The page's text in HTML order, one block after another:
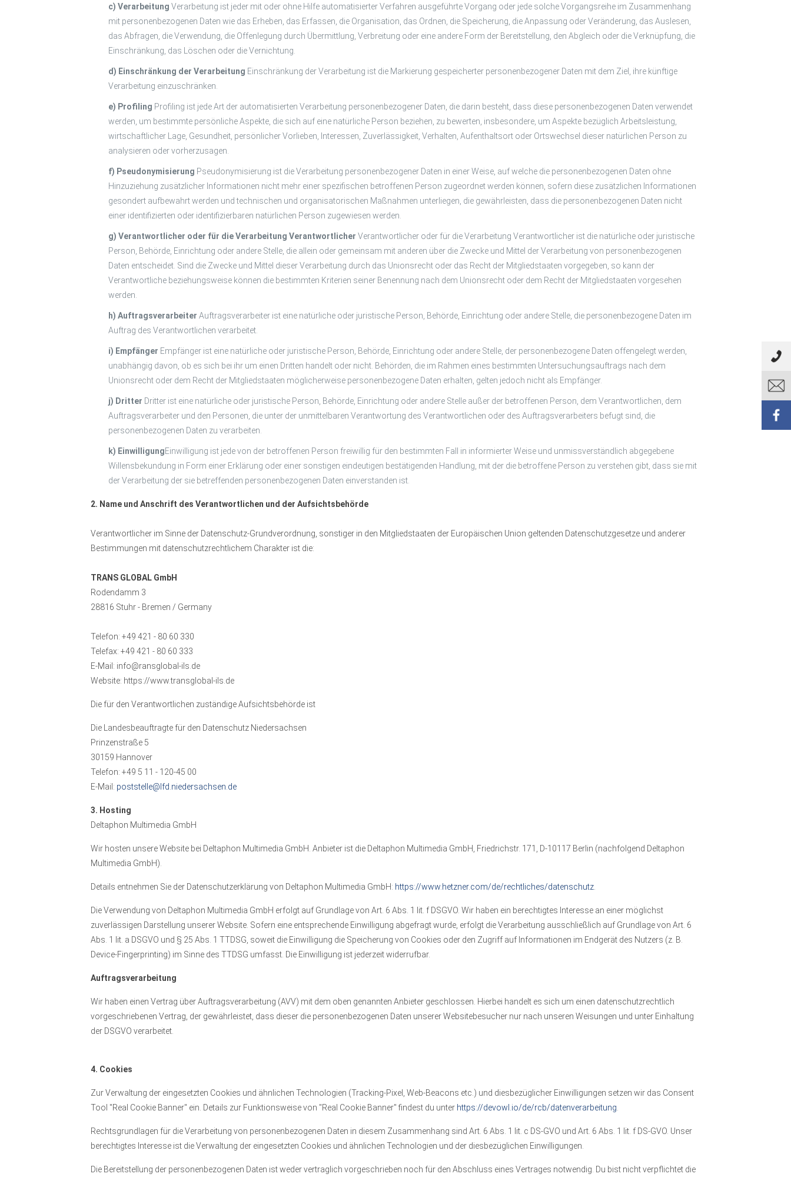
c) Verarbeitung Verarbeitung ist jeder mit oder ohne Hilfe automatisierter Verfahren ausgeführte Vorgang oder jede solche Vorgangsreihe im Zusammenhang
mit personenbezogenen Daten wie das Erheben, das Erfassen, die Organisation, das Ordnen, die Speicherung, die Anpassung oder Veränderung, das Auslesen,
das Abfragen, die Verwendung, die Offenlegung durch Übermittlung, Verbreitung oder eine andere Form der Bereitstellung, den Abgleich oder die Verknüpfung, die
Einschränkung, das Löschen oder die Vernichtung.
d) Einschränkung der Verarbeitung Einschränkung der Verarbeitung ist die Markierung gespeicherter personenbezogener Daten mit dem Ziel, ihre künftige
Verarbeitung einzuschränken.
e) Profiling Profiling ist jede Art der automatisierten Verarbeitung personenbezogener Daten, die darin besteht, dass diese personenbezogenen Daten verwendet
werden, um bestimmte persönliche Aspekte, die sich auf eine natürliche Person beziehen, zu bewerten, insbesondere, um Aspekte bezüglich Arbeitsleistung,
wirtschaftlicher Lage, Gesundheit, persönlicher Vorlieben, Interessen, Zuverlässigkeit, Verhalten, Aufenthaltsort oder Ortswechsel dieser natürlichen Person zu
analysieren oder vorherzusagen.
f) Pseudonymisierung Pseudonymisierung ist die Verarbeitung personenbezogener Daten in einer Weise, auf welche die personenbezogenen Daten ohne
Hinzuziehung zusätzlicher Informationen nicht mehr einer spezifischen betroffenen Person zugeordnet werden können, sofern diese zusätzlichen Informationen
gesondert aufbewahrt werden und technischen und organisatorischen Maßnahmen unterliegen, die gewährleisten, dass die personenbezogenen Daten nicht
einer identifizierten oder identifizierbaren natürlichen Person zugewiesen werden.
g) Verantwortlicher oder für die Verarbeitung Verantwortlicher Verantwortlicher oder für die Verarbeitung Verantwortlicher ist die natürliche oder juristische
Person, Behörde, Einrichtung oder andere Stelle, die allein oder gemeinsam mit anderen über die Zwecke und Mittel der Verarbeitung von personenbezogenen
Daten entscheidet. Sind die Zwecke und Mittel dieser Verarbeitung durch das Unionsrecht oder das Recht der Mitgliedstaaten vorgegeben, so kann der
Verantwortliche beziehungsweise können die bestimmten Kriterien seiner Benennung nach dem Unionsrecht oder dem Recht der Mitgliedstaaten vorgesehen
werden.
h) Auftragsverarbeiter Auftragsverarbeiter ist eine natürliche oder juristische Person, Behörde, Einrichtung oder andere Stelle, die personenbezogene Daten im
Auftrag des Verantwortlichen verarbeitet.
i) Empfänger Empfänger ist eine natürliche oder juristische Person, Behörde, Einrichtung oder andere Stelle, der personenbezogene Daten offengelegt werden,
unabhängig davon, ob es sich bei ihr um einen Dritten handelt oder nicht. Behörden, die im Rahmen eines bestimmten Untersuchungsauftrags nach dem
Unionsrecht oder dem Recht der Mitgliedstaaten möglicherweise personenbezogene Daten erhalten, gelten jedoch nicht als Empfänger.
j) Dritter Dritter ist eine natürliche oder juristische Person, Behörde, Einrichtung oder andere Stelle außer der betroffenen Person, dem Verantwortlichen, dem
Auftragsverarbeiter und den Personen, die unter der unmittelbaren Verantwortung des Verantwortlichen oder des Auftragsverarbeiters befugt sind, die
personenbezogenen Daten zu verarbeiten.
k) EinwilligungEinwilligung ist jede von der betroffenen Person freiwillig für den bestimmten Fall in informierter Weise und unmissverständlich abgegebene
Willensbekundung in Form einer Erklärung oder einer sonstigen eindeutigen bestätigenden Handlung, mit der die betroffene Person zu verstehen gibt, dass sie mit
der Verarbeitung der sie betreffenden personenbezogenen Daten einverstanden ist.
2. Name und Anschrift des Verantwortlichen und der Aufsichtsbehörde
Verantwortlicher im Sinne der Datenschutz-Grundverordnung, sonstiger in den Mitgliedstaaten der Europäischen Union geltenden Datenschutzgesetze und anderer
Bestimmungen mit datenschutzrechtlichem Charakter ist die:
TRANS GLOBAL GmbH
Rodendamm 3
28816 Stuhr - Bremen / Germany
Telefon: +49 421 - 80 60 330
Telefax: +49 421 - 80 60 333
E-Mail: info@ransglobal-ils.de
Website: https://www.transglobal-ils.de
Die für den Verantwortlichen zuständige Aufsichtsbehörde ist
Die Landesbeauftragte für den Datenschutz Niedersachsen
Prinzenstraße 5
30159 Hannover
Telefon: +49 5 11 - 120-45 00
E-Mail: poststelle@lfd.niedersachsen.de
3. Hosting
Deltaphon Multimedia GmbH
Wir hosten unsere Website bei Deltaphon Multimedia GmbH. Anbieter ist die Deltaphon Multimedia GmbH, Friedrichstr. 171, D-10117 Berlin (nachfolgend Deltaphon
Multimedia GmbH).
Details entnehmen Sie der Datenschutzerklärung von Deltaphon Multimedia GmbH: https://www.hetzner.com/de/rechtliches/datenschutz
Die Verwendung von Deltaphon Multimedia GmbH erfolgt auf Grundlage von Art. 6 Abs. 1 lit. f DSGVO. Wir haben ein berechtigtes Interesse an einer möglichst
zuverlässigen Darstellung unserer Website. Sofern eine entsprechende Einwilligung abgefragt wurde, erfolgt die Verarbeitung ausschließlich auf Grundlage von Art. 6
Abs. 1 lit. a DSGVO und § 25 Abs. 1 TTDSG, soweit die Einwilligung die Speicherung von Cookies oder den Zugriff auf Informationen im Endgerät des Nutzers (z. B.
Device-Fingerprinting) im Sinne des TTDSG umfasst. Die Einwilligung ist jederzeit widerrufbar.
Auftragsverarbeitung
Wir haben einen Vertrag über Auftragsverarbeitung (AVV) mit dem oben genannten Anbieter geschlossen. Hierbei handelt es sich um einen datenschutzrechtlich
vorgeschriebenen Vertrag, der gewährleistet, dass dieser die personenbezogenen Daten unserer Websitebesucher nur nach unseren Weisungen und unter Einhaltung
der DSGVO verarbeitet.
4. Cookies
Zur Verwaltung der eingesetzten Cookies und ähnlichen Technologien (Tracking-Pixel, Web-Beacons etc.) und diesbezüglicher Einwilligungen setzen wir das Consent
Tool "Real Cookie Banner" ein. Details zur Funktionsweise von "Real Cookie Banner" findest du unter https://devowl.io/de/rcb/datenverarbeitung
Rechtsgrundlagen für die Verarbeitung von personenbezogenen Daten in diesem Zusammenhang sind Art. 6 Abs. 1 lit. c DS-GVO und Art. 6 Abs. 1 lit. f DS-GVO. Unser
berechtigtes Interesse ist die Verwaltung der eingesetzten Cookies und ähnlichen Technologien und der diesbezüglichen Einwilligungen.
Die Bereitstellung der personenbezogenen Daten ist weder vertraglich vorgeschrieben noch für den Abschluss eines Vertrages notwendig. Du bist nicht verpflichtet die